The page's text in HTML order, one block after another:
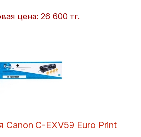
цена: 26 600 тг.
Canon C-EXV59 Euro Print